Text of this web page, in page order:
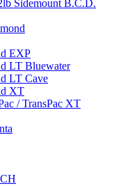
Sidemount B.C.D.
EXP
LT Bluewater
LT Cave
XT
/ TransPac XT